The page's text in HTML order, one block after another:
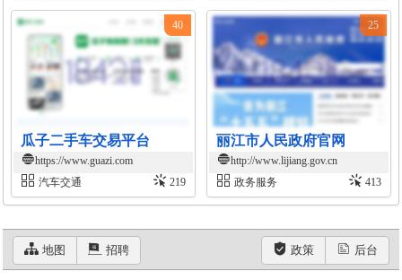
瓜子二手车交易平台
https://www.guazi.com
汽车交通
219
40
丽江市人民政府官网
http://www.lijiang.gov.cn
政务服务
413
25
地图 招聘 政策 后台